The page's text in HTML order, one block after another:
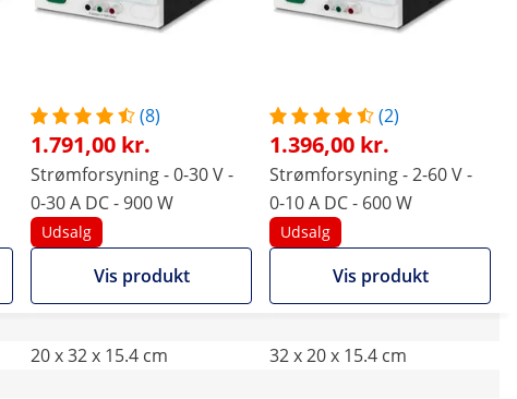
(8)
1.791,00 kr.
Strømforsyning - 0-30 V -
0-30 A DC - 900 W
Udsalg
Vis produkt
(2)
1.396,00 kr.
Strømforsyning - 2-60 V -
0-10 A DC - 600 W
Udsalg
Vis produkt
20 x 32 x 15.4 cm
32 x 20 x 15.4 cm